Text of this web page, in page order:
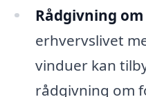
Rådgivning
erhvervslivet
vinduer kan
rådgivning om